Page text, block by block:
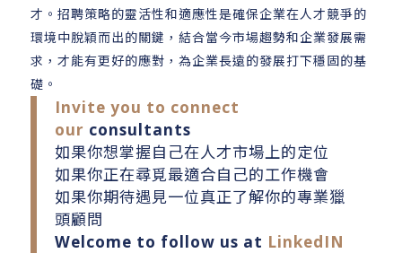
才。招聘策略的靈活性和適應性是確保企業在人才競爭的
環境中脫穎而出的關鍵，結合當今市場趨勢和企業發展需
求，才能有更好的應對，為企業長遠的發展打下穩固的基
礎。
Invite you to connect
our consultants
如果你想掌握自己在人才市場上的定位
如果你正在尋覓最適合自己的工作機會
如果你期待遇見一位真正了解你的專業獵
頭顧問
Welcome to follow us at LinkedIN